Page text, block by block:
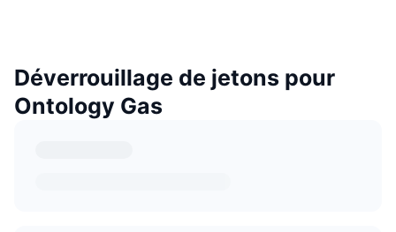
Déverrouillage de jetons pour
Ontology Gas